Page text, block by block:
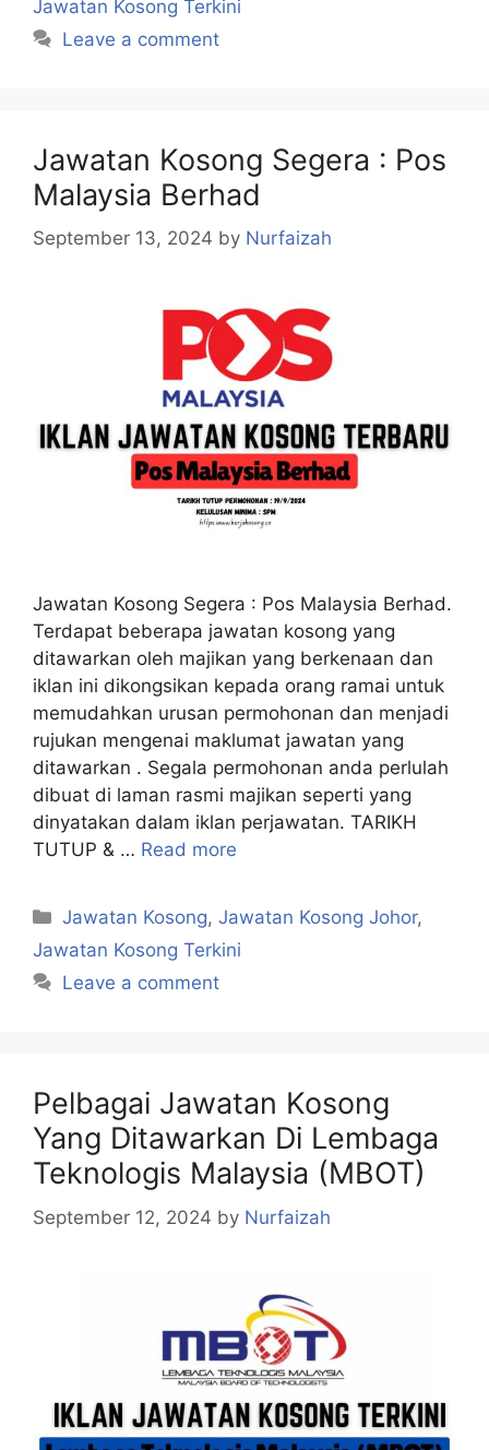
Jawatan Kosong Terkini
Leave a comment
Jawatan Kosong Segera : Pos
Malaysia Berhad
September 13, 2024 by Nurfaizah
Jawatan Kosong Segera : Pos Malaysia Berhad.
Terdapat beberapa jawatan kosong yang
ditawarkan oleh majikan yang berkenaan dan
iklan ini dikongsikan kepada orang ramai untuk
memudahkan urusan permohonan dan menjadi
rujukan mengenai maklumat jawatan yang
ditawarkan . Segala permohonan anda perlulah
dibuat di laman rasmi majikan seperti yang
dinyatakan dalam iklan perjawatan. TARIKH
TUTUP & … Read more
Categories
Jawatan Kosong,Jawatan Kosong Johor,
Jawatan Kosong Terkini
Leave a comment
Pelbagai Jawatan Kosong
Yang Ditawarkan Di Lembaga
Teknologis Malaysia (MBOT)
September 12, 2024 by Nurfaizah